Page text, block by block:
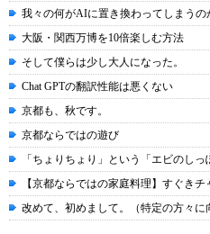
我々の何がAIに置き換わってしまうの
大阪・関西万博を10倍楽しむ方法
そして僕らは少し大人になった。
Chat GPTの翻訳性能は悪くない
京都も、秋です。
京都ならではの遊び
「ちょりちょり」という「エビのし
【京都ならではの家庭料理】すぐきチ
改めて、初めまして。（特定の方々に